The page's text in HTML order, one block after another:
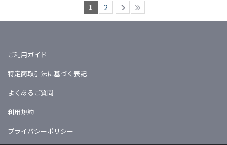
1
2
ご利用ガイド
特定商取引法に基づく表記
よくあるご質問
利用規約
プライバシーポリシー